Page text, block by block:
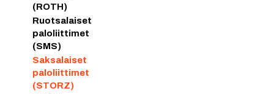
(ROTH)
Ruotsalaiset
paloliittimet
(SMS)
Saksalaiset
paloliittimet
(STORZ)